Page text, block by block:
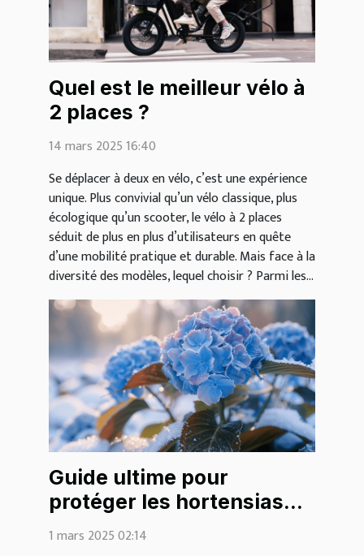
Quel est le meilleur vélo à
2 places ?
14 mars 2025 16:40
Se déplacer à deux en vélo, c’est une expérience
unique. Plus convivial qu’un vélo classique, plus
écologique qu’un scooter, le vélo à 2 places
séduit de plus en plus d’utilisateurs en quête
d’une mobilité pratique et durable. Mais face à la
diversité des modèles, lequel choisir ? Parmi les...
Guide ultime pour
protéger les hortensias
des gelées hivernales
1 mars 2025 02:14